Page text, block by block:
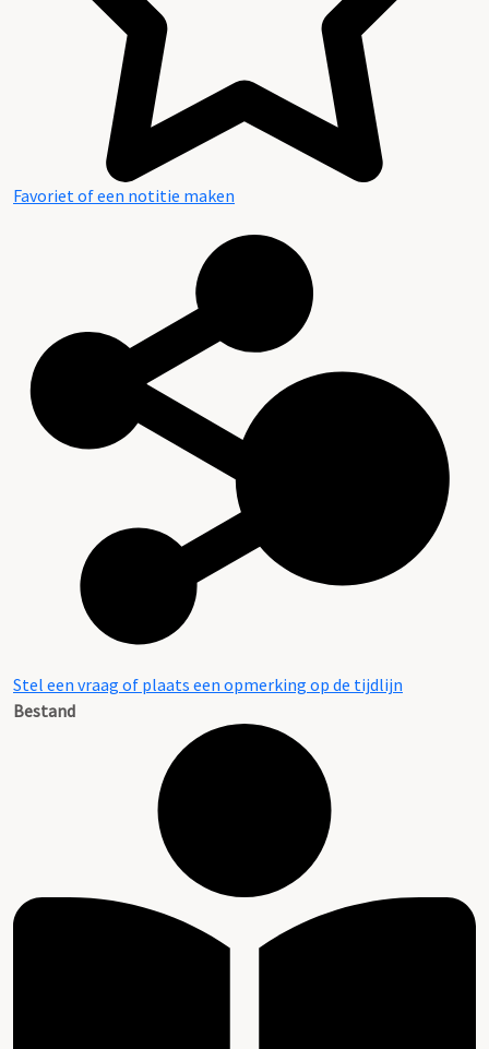
Favoriet of een notitie maken
Stel een vraag of plaats een opmerking op de tijdlijn
Bestand